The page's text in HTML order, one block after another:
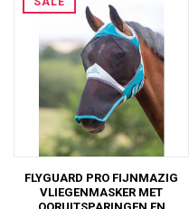
FLYGUARD PRO FIJNMAZIG
VLIEGENMASKER MET